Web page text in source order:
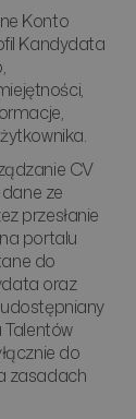
Konto
Kandydata
CV
ze
przesłanie
portalu
do
oraz
Talentów
do
zasadach